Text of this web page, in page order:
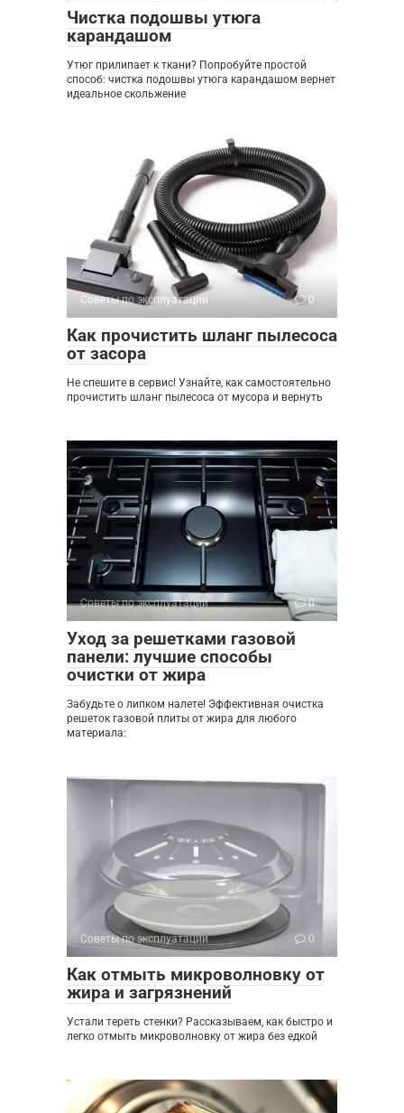
Чистка подошвы утюга
карандашом
Утюг прилипает к ткани? Попробуйте простой
способ: чистка подошвы утюга карандашом вернет
идеальное скольжение
Советы по эксплуатации 0
Как прочистить шланг пылесоса
от засора
Не спешите в сервис! Узнайте, как самостоятельно
прочистить шланг пылесоса от мусора и вернуть
Советы по эксплуатации 0
Уход за решетками газовой
панели: лучшие способы
очистки от жира
Забудьте о липком налете! Эффективная очистка
решеток газовой плиты от жира для любого
материала:
Советы по эксплуатации 0
Как отмыть микроволновку от
жира и загрязнений
Устали тереть стенки? Рассказываем, как быстро и
легко отмыть микроволновку от жира без едкой